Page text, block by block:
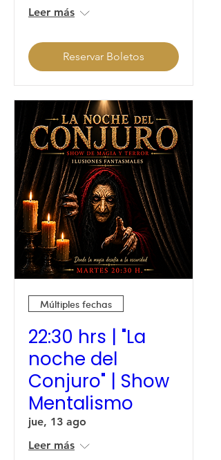
Leer más
Reservar Boletos
Múltiples fechas
22:30 hrs | "La
noche del
Conjuro" | Show
Mentalismo
jue, 13 ago
Leer más